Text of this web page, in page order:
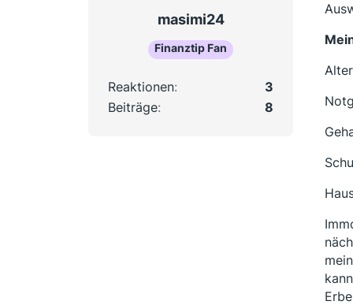
masimi24
Finanztip Fan
Reaktionen
3
Beiträge
8